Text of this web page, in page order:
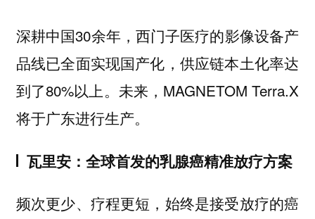
深耕中国30余年，西门子医疗的影像设备产
品线已全面实现国产化，供应链本土化率达
到了80%以上。未来，MAGNETOM Terra.X
将于广东进行生产。
瓦里安：全球首发的乳腺癌精准放疗方案
频次更少、疗程更短，始终是接受放疗的癌